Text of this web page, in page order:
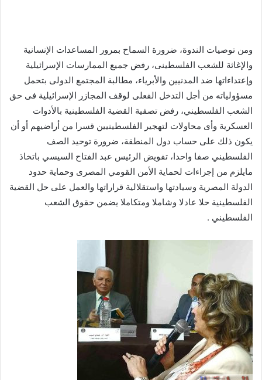
ومن توصيات الندوة، ضرورة السماح بمرور المساعدات الإنسانية
والإغاثة للشعب الفلسطينى، رفض جميع الممارسات الإسرائيلية
وإعتداءاتها ضد المدنيين والأبرياء، مطالبة المجتمع الدولى بتحمل
مسؤولياته من أجل التدخل الفعلى لوقف المجازر الإسرائيلية فى حق
الشعب الفلسطيني، رفض تصفية القضية الفلسطينية بالأدوات
العسكرية وأى محاولات لتهجير الفلسطينيين قسرا من أراضيهم أو أن
يكون ذلك على حساب دول المنطقة، ضرورة توحيد الصف
الفلسطيني صفا واحدا، تفويض الرئيس عبد الفتاح السيسي باتخاذ
مايلزم من إجراءات لحماية الأمن القومي المصرى وحماية حدود
الدولة المصرية وسيادتها واستقلالية قراراتها والعمل على حل القضية
الفلسطينية حلا عادلا وشاملا ومتكاملا يضمن حقوق الشعب
الفلسطيني .